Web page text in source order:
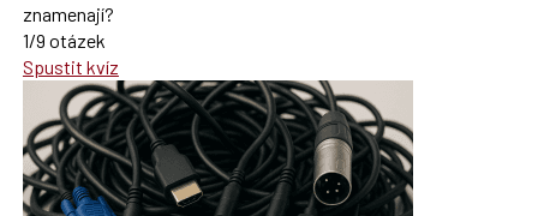
znamenají?
1/9 otázek
Spustit kvíz